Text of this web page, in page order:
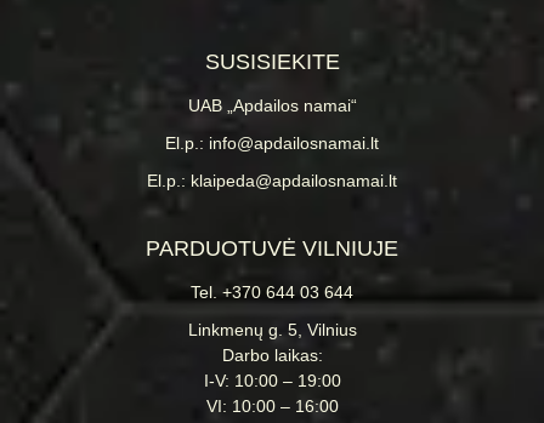
SUSISIEKITE
UAB „Apdailos namai“
El.p.: info@apdailosnamai.lt
El.p.: klaipeda@apdailosnamai.lt
PARDUOTUVĖ VILNIUJE
Tel. +370 644 03 644
Linkmenų g. 5, Vilnius
Darbo laikas:
I-V: 10:00 – 19:00
VI: 10:00 – 16:00